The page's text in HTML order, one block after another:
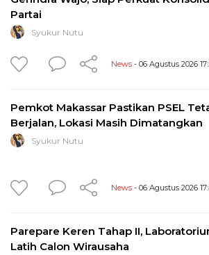
Partai
Syukur Nutu
News - 06 Agustus 2026
Pemkot Makassar Pastikan PSEL
Berjalan, Lokasi Masih Dimatangkan
Syukur Nutu
News - 06 Agustus 2026
Parepare Keren Tahap II,
Latih Calon Wirausaha